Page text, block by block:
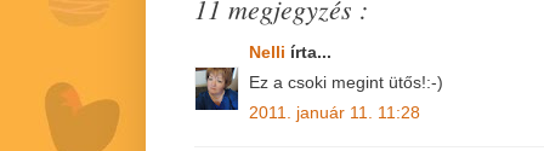
11 megjegyzés :
Nelli írta...
Ez a csoki megint ütős!:-)
2011. január 11. 11:28